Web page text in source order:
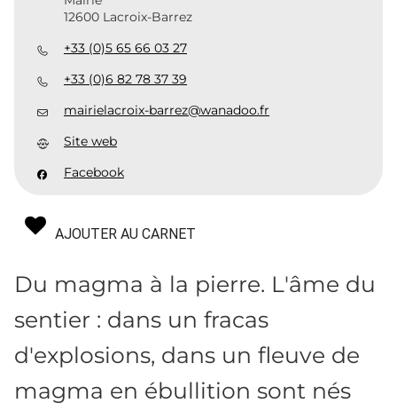
12600 Lacroix-Barrez
+33 (0)5 65 66 03 27
+33 (0)6 82 78 37 39
mairielacroix-barrez@wanadoo.fr
Site web
Facebook
AJOUTER AU CARNET
Du magma à la pierre. L'âme du
sentier : dans un fracas
d'explosions, dans un fleuve de
magma en ébullition sont nés